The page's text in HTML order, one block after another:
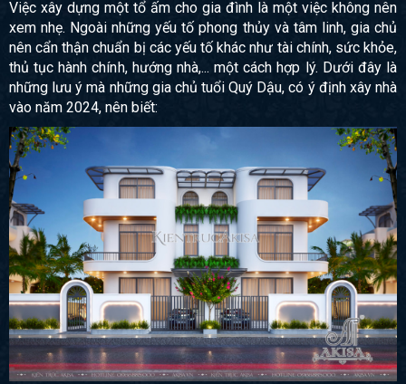
Việc xây dựng một tổ ấm cho gia đình là một việc không nên
xem nhẹ. Ngoài những yếu tố phong thủy và tâm linh, gia chủ
nên cẩn thận chuẩn bị các yếu tố khác như tài chính, sức khỏe,
thủ tục hành chính, hướng nhà,... một cách hợp lý. Dưới đây là
những lưu ý mà những gia chủ tuổi Quý Dậu, có ý định xây nhà
vào năm 2024, nên biết: